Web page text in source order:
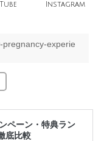
Instagram
pregnancy-experie
ペーン・特典ラン
底比較